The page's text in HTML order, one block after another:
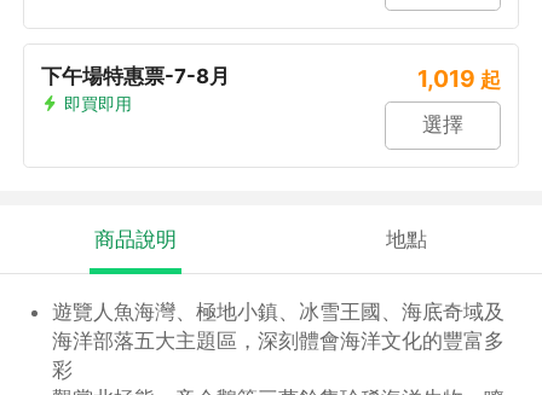
下午場特惠票-7-8月
即買即用
1,019 起
選擇
商品說明 地點
遊覽人魚海灣、極地小鎮、冰雪王國、海底奇域及
海洋部落五大主題區，深刻體會海洋文化的豐富多
彩